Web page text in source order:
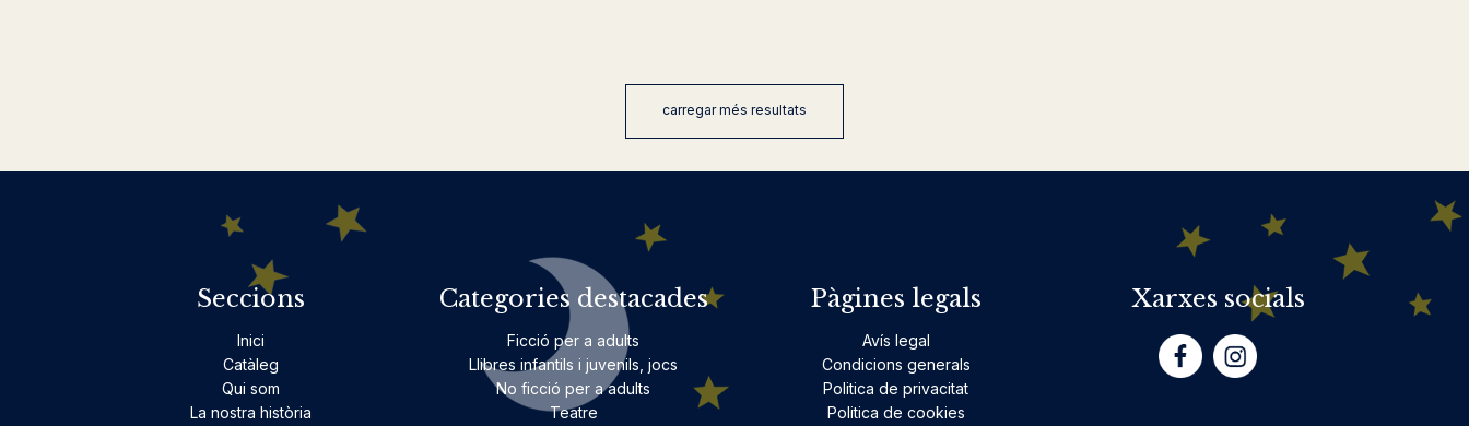
carregar més resultats
Seccions
Inici
Catàleg
Qui som
La nostra història
Categories destacades
Ficció per a adults
Llibres infantils i juvenils, jocs
No ficció per a adults
Teatre
Pàgines legals
Avís legal
Condicions generals
Politica de privacitat
Politica de cookies
Xarxes socials